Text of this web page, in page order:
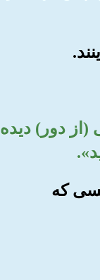
(از دور) دیده
که